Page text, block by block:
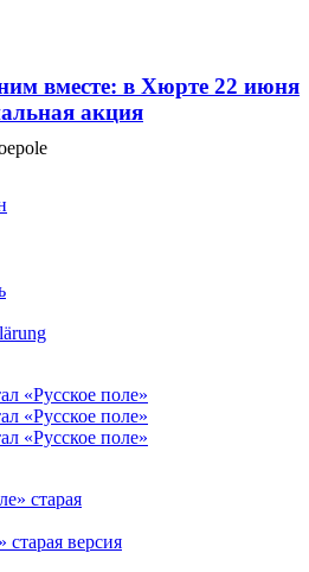
вместе: в Хюрте 22 июня
акция
старая версия